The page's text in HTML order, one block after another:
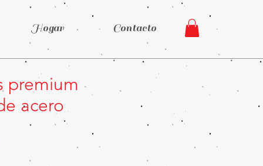
Hogar Contacto
premium
acero